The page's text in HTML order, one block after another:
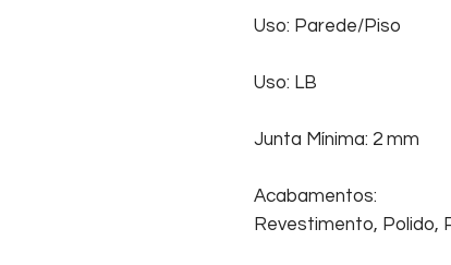
Uso: Parede/Piso
Uso: LB
Junta Mínima: 2 mm
Acabamentos:
Revestimento, Polido,